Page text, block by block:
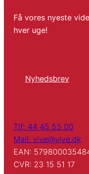
Få vores nyeste
hver uge!
Nyhedsbrev
Tlf: 44 45 55 00
Mail: vive@vive.dk
EAN:
CVR: 23 15 51 17